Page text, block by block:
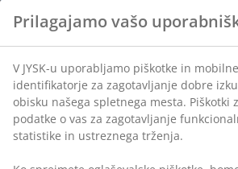
Prilagajamo vašo
V JYSK-u uporabljamo piškotke in mobilne
identifikatorje za zagotavljanje dobre
obisku našega spletnega mesta. Piškotki
podatke o vas za zagotavljanje
statistike in ustreznega trženja.